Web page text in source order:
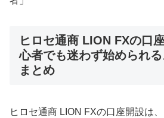
ヒロセ通商 LION FXの口
心者でも迷わず始められ
まとめ
ヒロセ通商 LION FXの口座開設は